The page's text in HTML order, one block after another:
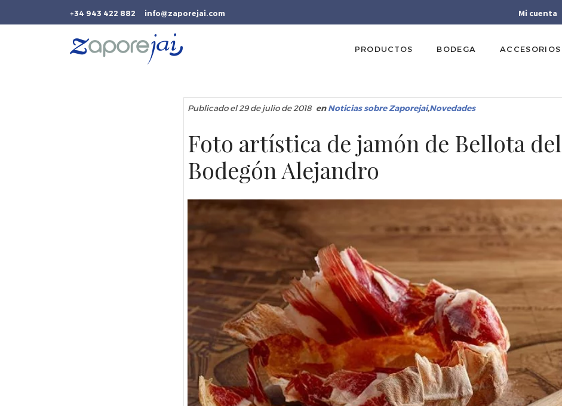
+34 943 422 882 info@zaporejai.com Mi cuenta
PRODUCTOS BODEGA ACCESORIOS
Publicado el 29 de julio de 2018 enNoticias sobre Zaporejai,Novedades
Foto artística de jamón de Bellota del
Bodegón Alejandro